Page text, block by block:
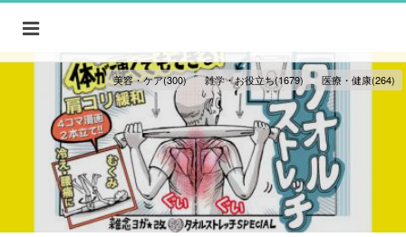
美容・ケア(300) 雑学・お役立ち(1679) 医療・健康(264)